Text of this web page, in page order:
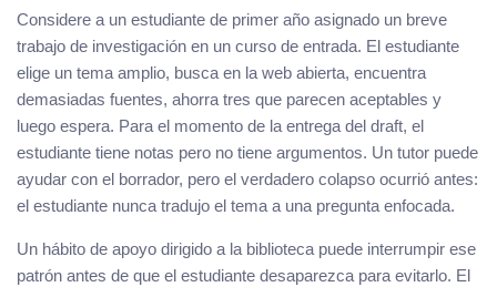
Considere a un estudiante de primer año asignado un breve
trabajo de investigación en un curso de entrada. El estudiante
elige un tema amplio, busca en la web abierta, encuentra
demasiadas fuentes, ahorra tres que parecen aceptables y
luego espera. Para el momento de la entrega del draft, el
estudiante tiene notas pero no tiene argumentos. Un tutor puede
ayudar con el borrador, pero el verdadero colapso ocurrió antes:
el estudiante nunca tradujo el tema a una pregunta enfocada.
Un hábito de apoyo dirigido a la biblioteca puede interrumpir ese
patrón antes de que el estudiante desaparezca para evitarlo. El